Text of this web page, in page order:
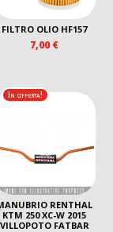
FILTRO OLIO HF157
7,00€
In offerta!
RENTHAL
KTM 250 XC-W 2015
VILLOPOTO FATBAR